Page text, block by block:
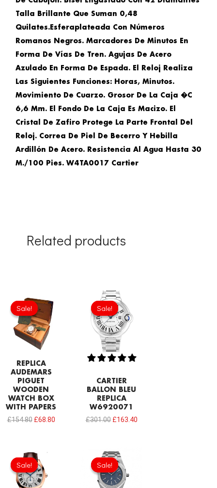
Talla Brillante Que Suman 0,48
Quilates.EsferaPlateada Con Números
Romanos Negros. Marcadores De Minutos En
Forma De Vías De Tren. Agujas De Acero
Azulado En Forma De Espada. El Reloj Realiza
Las Siguientes Funciones: Horas, Minutos.
Movimiento De Cuarzo. Grosor De La Caja �C
6,6 Mm. El Fondo De La Caja Es Macizo. El
Cristal De Zafiro Protege La Parte Frontal Del
Reloj. Correa De Piel De Becerro Y Hebilla
Ardillón De Acero. Resistencia Al Agua Hasta 30
M./100 Pies. W4TA0017 Cartier
Related products
Sale!
Sale!
REPLICA
AUDEMARS
PIGUET
WOODEN
WATCH BOX
WITH PAPERS
£154.80
price
was:
£154.80.
£68.80
Sale!
Sale!
CARTIER
BALLON BLEU
REPLICA
W6920071
£301.00
Original
price
was:
£301.00.
£163.40
Sale!
Sale!
Original
price
was:
£301.00.
Sale!
Sale!
Original
price
was:
£1,204.00.